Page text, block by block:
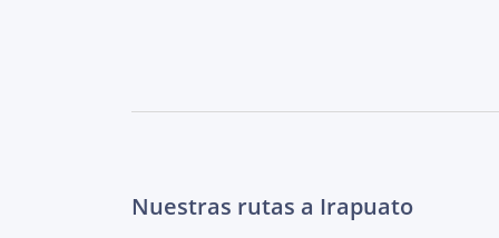
Nuestras rutas a Irapuato